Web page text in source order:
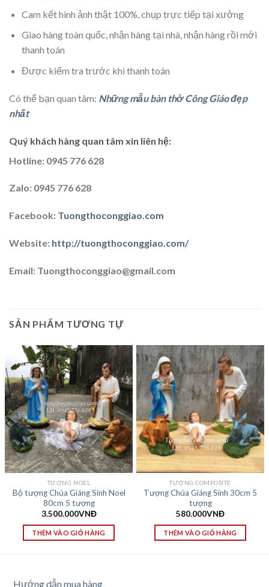
Cam kết hình ảnh thật 100%, chụp trực tiếp tại xưởng
Giao hàng toàn quốc, nhận hàng tại nhà, nhận hàng rồi mới
thanh toán
Được kiểm tra trước khi thanh toán
Có thể bạn quan tâm: Những mẫu bàn thờ Công Giáo đẹp
nhất
Quý khách hàng quan tâm xin liên hệ:
Hotline: 0945 776 628
Zalo: 0945 776 628
Facebook: Tuongthoconggiao.com
Website: http://tuongthoconggiao.com/
Email: Tuongthoconggiao@gmail.com
SẢN PHẨM TƯƠNG TỰ
TƯỢNG NOEL
Bộ tượng Chúa Giáng Sinh Noel
80cm 5 tượng
3.500.000VNĐ
THÊM VÀO GIỎ HÀNG
TƯỢNG COMPOSITE
Tượng Chúa Giáng Sinh 30cm 5
tượng
580.000VNĐ
THÊM VÀO GIỎ HÀNG
Hướng dẫn mua hàng